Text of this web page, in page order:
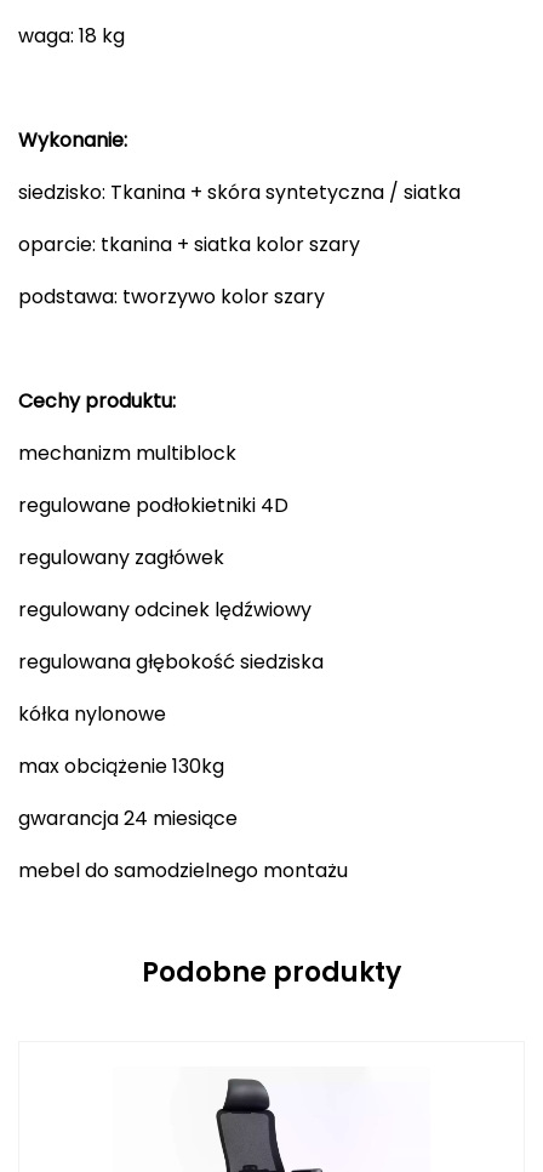
waga: 18 kg
Wykonanie:
siedzisko: Tkanina + skóra syntetyczna / siatka
oparcie: tkanina + siatka kolor szary
podstawa: tworzywo kolor szary
Cechy produktu:
mechanizm multiblock
regulowane podłokietniki 4D
regulowany zagłówek
regulowany odcinek lędźwiowy
regulowana głębokość siedziska
kółka nylonowe
max obciążenie 130kg
gwarancja 24 miesiące
mebel do samodzielnego montażu
Podobne produkty